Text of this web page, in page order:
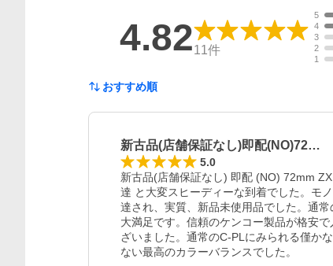
4.8211件
5
4
3
2
1
おすすめ順
新古品(店舗保証なし)即配(NO)72…
5.0
新古品(店舗保証なし) 即配 (NO) 72mm
達 と大変スヒーディーな到着でした。モ
達され、実質、新品未使用品でした。通
大満足です。信頼のケンコー製品が格安
ざいました。通常のC-PLにみられる僅か
ない最高のカラーバランスでした。